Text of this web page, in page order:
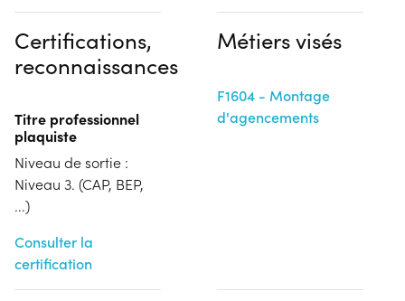
Certifications,
reconnaissances
Titre professionnel
plaquiste
Niveau de sortie :
Niveau 3. (CAP, BEP,
...)
Consulter la
certification
Métiers visés
F1604 - Montage
d'agencements